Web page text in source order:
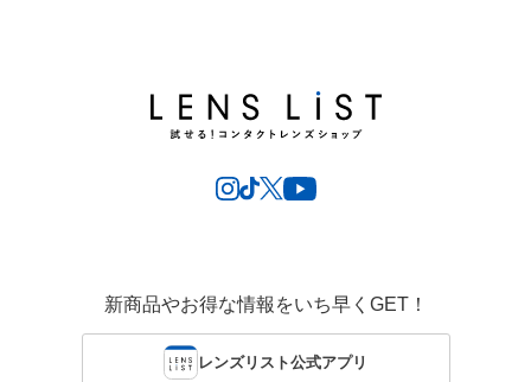
新商品やお得な情報をいち早くGET！
レンズリスト公式アプリ